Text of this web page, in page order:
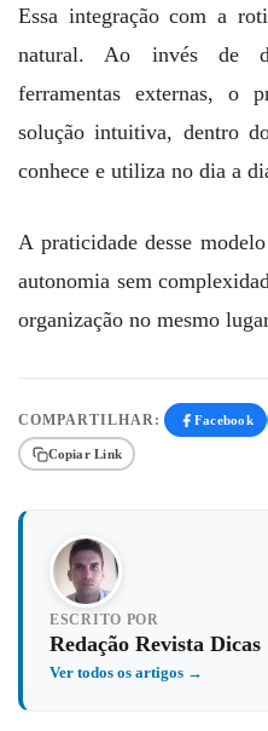
Essa integração com a
natural. Ao invés de
ferramentas externas, o
solução intuitiva, dentro
conhece e utiliza no dia a
A praticidade desse
autonomia sem
organização no mesmo
COMPARTILHAR: Facebook
Copiar Link
ESCRITO POR
Redação Revista Dicas
Ver todos os artigos →